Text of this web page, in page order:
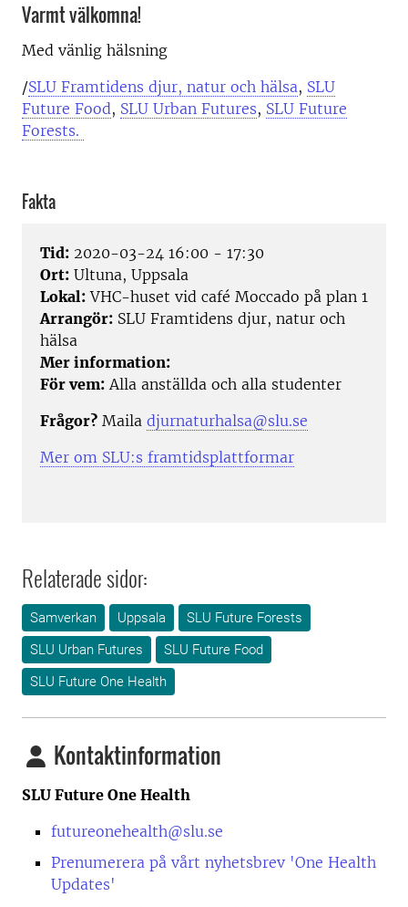
Varmt välkomna!
Med vänlig hälsning
/SLU Framtidens djur, natur och hälsa, SLU
Future Food, SLU Urban Futures, SLU Future
Forests.
Fakta
Tid: 2020-03-24 16:00 - 17:30
Ort: Ultuna, Uppsala
Lokal: VHC-huset vid café Moccado på plan 1
Arrangör: SLU Framtidens djur, natur och
hälsa
Mer information:
För vem: Alla anställda och alla studenter
Frågor? Maila djurnaturhalsa@slu.se
Mer om SLU:s framtidsplattformar
Relaterade sidor:
Samverkan Uppsala
SLU Future Forests
SLU Urban Futures
SLU Future Food
SLU Future One Health
Kontaktinformation
SLU Future One Health
futureonehealth@slu.se
Prenumerera på vårt nyhetsbrev 'One Health
Updates'